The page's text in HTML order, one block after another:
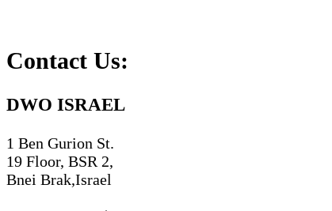
Contact Us:
DWO ISRAEL
1 Ben Gurion St.
19 Floor, BSR 2,
Bnei Brak,Israel